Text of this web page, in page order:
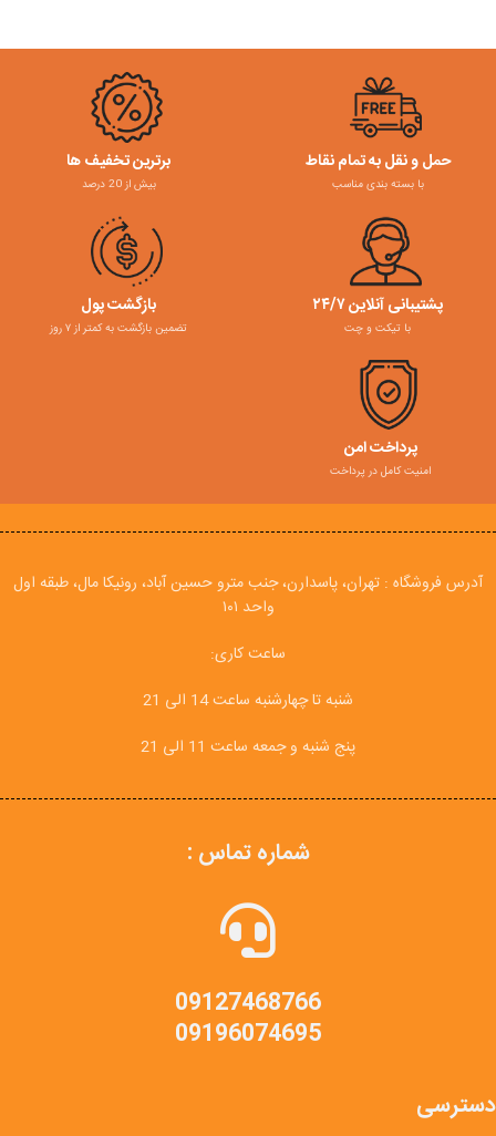
حمل و نقل به تمام نقاط
با بسته بندی مناسب
برترین تخفیف ها
بیش از 20 درصد
پشتیبانی آنلاین ۲۴/۷
با تیکت و چت
بازگشت پول
تضمین بازگشت به کمتر از ۷ روز
پرداخت امن
امنیت کامل در پرداخت
آدرس فروشگاه : تهران، پاسدارن، جنب مترو حسین آباد، رونیکا مال، طبقه اول
واحد ۱۰۱
ساعت کاری:
شنبه تا چهارشنبه ساعت 14 الی 21
پنج شنبه و جمعه ساعت 11 الی 21
شماره تماس :
09127468766
09196074695
دسترسی